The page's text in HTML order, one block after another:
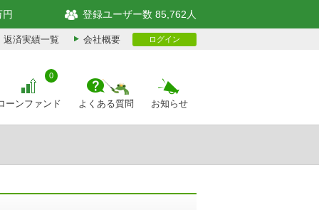
円 登録ユーザー数 85,762人
返済実績一覧 会社概要 ログイン
ーンファンド
0
よくある質問 お知らせ